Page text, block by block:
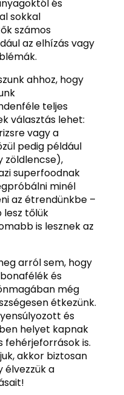
és
sokkal
számos
az elhízás vagy
ahhoz, hogy
teljes
választás lehet:
vagy a
pedig például
zöldlencse),
superfoodnak
minél
az étrendünkbe –
lesz tőlük
is lesznek az
arról sem, hogy
és
még
étkezünk.
és
helyet kapnak
fehérjeforrások is.
akkor biztosan
élvezzük a